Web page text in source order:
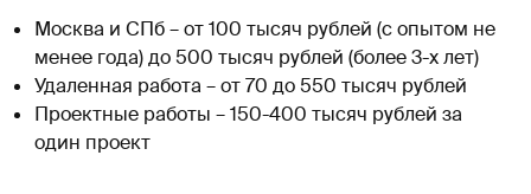
Москва и СПб – от 100 тысяч рублей (с опытом не
менее года) до 500 тысяч рублей (более 3-х лет)
Удаленная работа – от 70 до 550 тысяч рублей
Проектные работы – 150-400 тысяч рублей за
один проект